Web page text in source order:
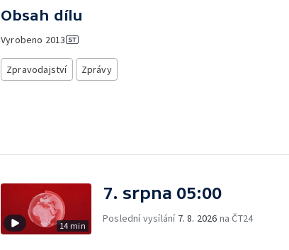
Obsah dílu
Vyrobeno 2013
Zpravodajství Zprávy
14 min
7. srpna 05:00
Poslední vysílání 7. 8. 2026 na ČT24